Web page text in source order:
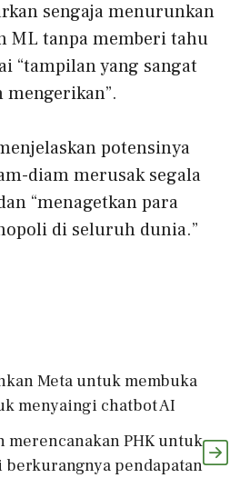
sengaja menurunkan
ML tanpa memberi tahu
“tampilan yang sangat
potensinya
diam merusak segala
“menagetkan para
di seluruh dunia.”
Meta untuk membuka
menyaingi chatbot AI
merencanakan PHK untuk
berkurangnya pendapatan